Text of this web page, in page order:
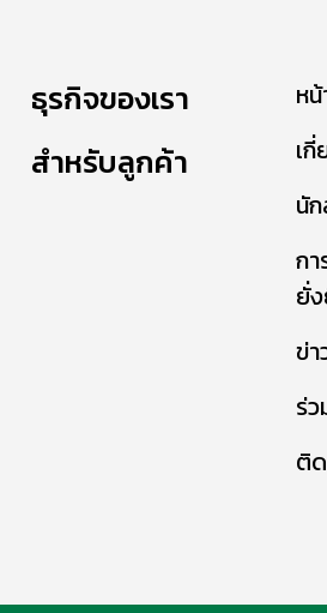
ธุรกิจของเรา
สำหรับลูกค้า
ห
เกี่
นั
ก
ยั่
ข่
ร่
ติ